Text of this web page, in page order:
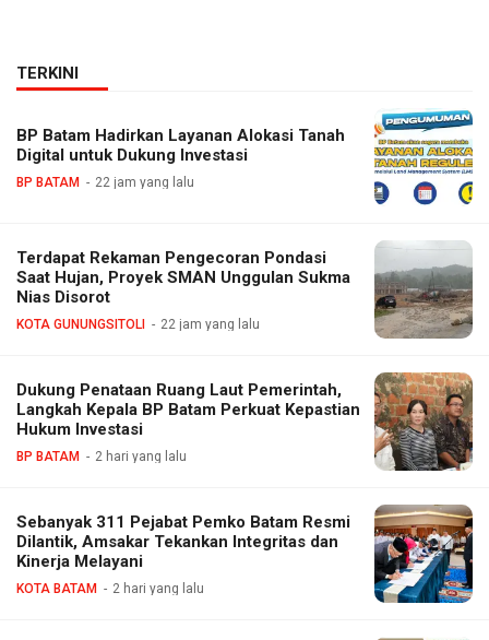
TERKINI
BP Batam Hadirkan Layanan Alokasi Tanah
Digital untuk Dukung Investasi
BP BATAM 22 jam yang lalu
Terdapat Rekaman Pengecoran Pondasi
Saat Hujan, Proyek SMAN Unggulan Sukma
Nias Disorot
KOTA GUNUNGSITOLI 22 jam yang lalu
Dukung Penataan Ruang Laut Pemerintah,
Langkah Kepala BP Batam Perkuat Kepastian
Hukum Investasi
BP BATAM 2 hari yang lalu
Sebanyak 311 Pejabat Pemko Batam Resmi
Dilantik, Amsakar Tekankan Integritas dan
Kinerja Melayani
KOTA BATAM 2 hari yang lalu